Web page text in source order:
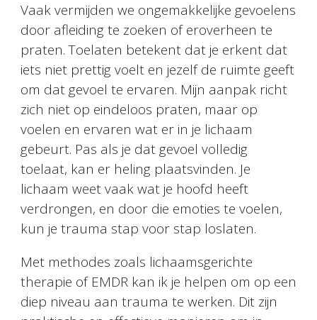
Vaak vermijden we ongemakkelijke gevoelens
door afleiding te zoeken of eroverheen te
praten. Toelaten betekent dat je erkent dat
iets niet prettig voelt en jezelf de ruimte geeft
om dat gevoel te ervaren. Mijn aanpak richt
zich niet op eindeloos praten, maar op
voelen en ervaren wat er in je lichaam
gebeurt. Pas als je dat gevoel volledig
toelaat, kan er heling plaatsvinden. Je
lichaam weet vaak wat je hoofd heeft
verdrongen, en door die emoties te voelen,
kun je trauma stap voor stap loslaten.
Met methodes zoals lichaamsgerichte
therapie of EMDR kan ik je helpen om op een
diep niveau aan trauma te werken. Dit zijn